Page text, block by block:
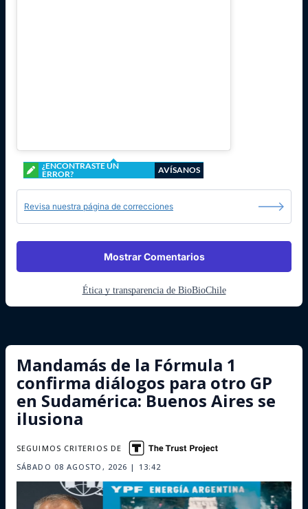
¿ENCONTRASTE UN
ERROR?
AVÍSANOS
Revisa nuestra página de correcciones
Mostrar Comentarios
Ética y transparencia de BioBioChile
Mandamás de la Fórmula 1
confirma diálogos para otro GP
en Sudamérica: Buenos Aires se
ilusiona
SÁBADO 08 AGOSTO, 2026 | 13:42
SEGUIMOS CRITERIOS DE